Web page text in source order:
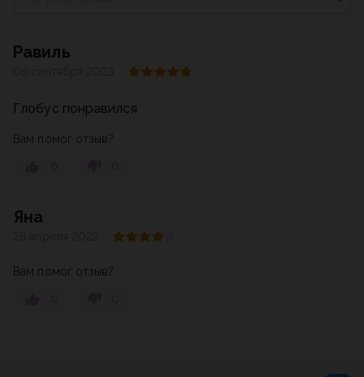
Равиль
Глобус понравился
Вам помог отзыв?
Яна
Вам помог отзыв?